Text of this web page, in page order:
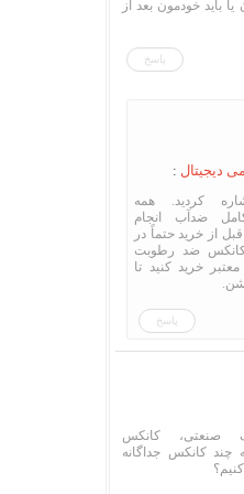
باید خودمون بعد از
پاسخ
دیجیتال :
کردید. همه
ضدآب انجام
از خرید حتماً در
کانکس ضد رطوبت
خرید کنید تا
پاسخ
صنعتی، کانکس
چند کانکس جداگانه